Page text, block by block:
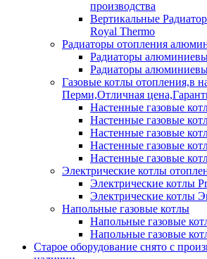
производства
Вертикальные
Royal Thermo
Радиаторы отопления
Радиаторы
Радиаторы
Газовые котлы отопления,в
Перми,Отличная
Настенные газовые
Настенные газовые
Настенные газовые
Настенные газовые
Настенные газовые
Электрические котлы
Электрические котлы
Электрические котлы
Напольные газовые котлы
Напольные газовые
Напольные газовые
Старое оборудование снято с